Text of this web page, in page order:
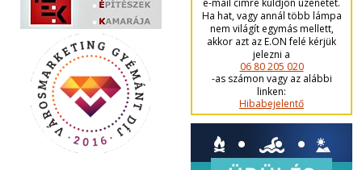
e-mail címre küldjön üzenetet.
Ha hat, vagy annál több lámpa
nem világít egymás mellett,
akkor azt az E.ON felé kérjük
jelezni a
06 80 205 020
-as számon vagy az alábbi
linken:
Hibabejelentő